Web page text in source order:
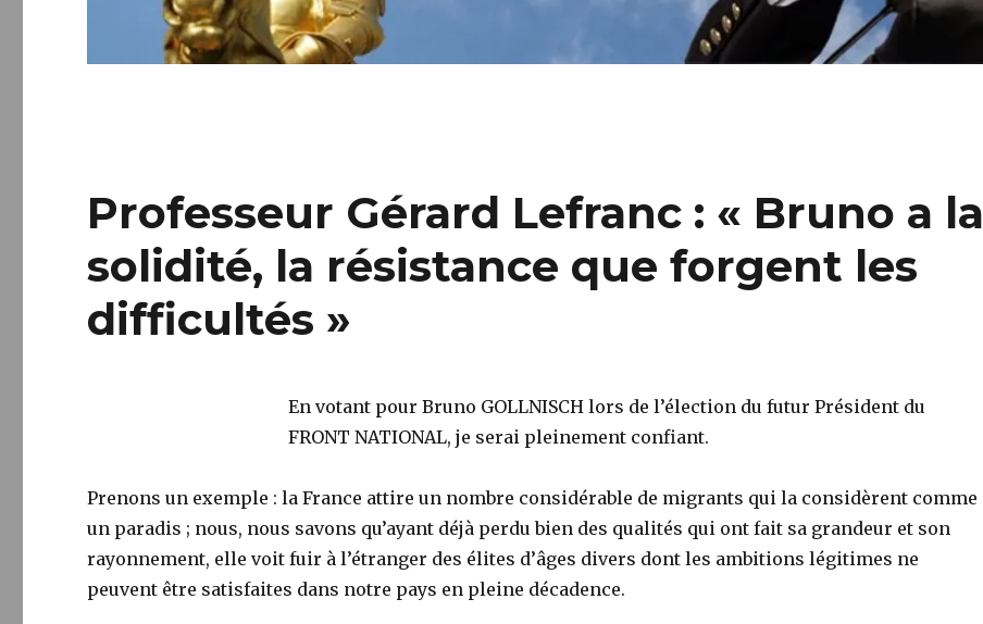
Professeur Gérard Lefranc : « Bruno a la
solidité, la résistance que forgent les
difficultés »
En votant pour Bruno GOLLNISCH lors de l’élection du futur Président du
FRONT NATIONAL, je serai pleinement confiant.
Prenons un exemple : la France attire un nombre considérable de migrants qui la considèrent comme
un paradis ; nous, nous savons qu’ayant déjà perdu bien des qualités qui ont fait sa grandeur et son
rayonnement, elle voit fuir à l’étranger des élites d’âges divers dont les ambitions légitimes ne
peuvent être satisfaites dans notre pays en pleine décadence.